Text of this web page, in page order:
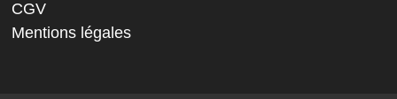
CGV
Mentions légales